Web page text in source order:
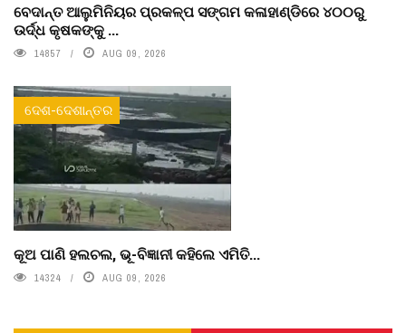
ବେଦାନ୍ତ ଆଲୁମିନିୟର ପ୍ରକଳ୍ପ ସଙ୍ଗମ କଳାହାଣ୍ଡିରେ ୪୦୦ରୁ
ଉର୍ଦ୍ଧ କୃଷକଙ୍କୁ ...
14857 AUG 09, 2026
ଦେଶ-ଦେଶାନ୍ତର
କୂଅ ପାଣି ହଲଚଲ, ଭୂ-ବିଜ୍ଞାନୀ କହିଲେ ଏମିତି...
14324 AUG 09, 2026